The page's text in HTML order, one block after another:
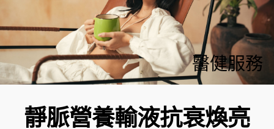
醫健服務
靜脈營養輸液抗衰煥亮